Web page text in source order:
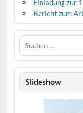
Einladung zur
Bericht zum
Slideshow